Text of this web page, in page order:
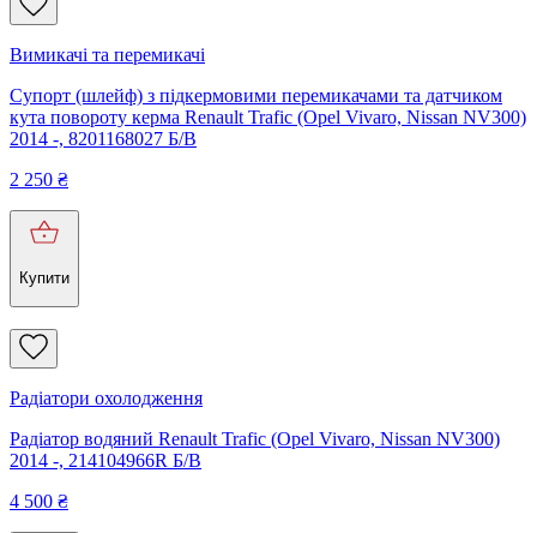
Вимикачі та перемикачі
Супорт (шлейф) з підкермовими перемикачами та датчиком
кута повороту керма Renault Trafic (Opel Vivaro, Nissan NV300)
2014 -, 8201168027 Б/В
2 250 ₴
Купити
Радіатори охолодження
Радіатор водяний Renault Trafic (Opel Vivaro, Nissan NV300)
2014 -, 214104966R Б/В
4 500 ₴